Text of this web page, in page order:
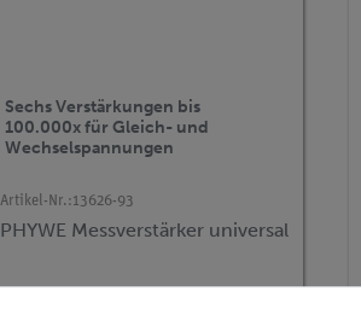
Artikel-Nr.:13626-93
PHYWE Messverstärker universal
Sechs Verstärkungen bis
100.000x für Gleich- und
Wechselspannungen